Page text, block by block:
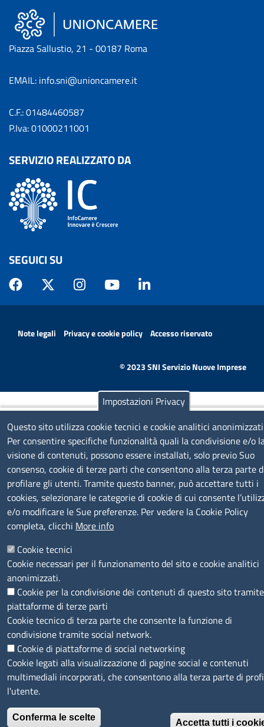
Piazza Sallustio, 21 - 00187 Roma
EMAIL: info.sni@unioncamere.it
C.F.: 01484460587
P.Iva: 01000211001
SERVIZIO REALIZZATO DA
SEGUICI SU
MENÙ PRIVACY
Note legali Privacy e cookie policy Accesso riservato
© 2023 SNI Servizio Nuove Imprese
Impostazioni Privacy
Questo sito utilizza cookie tecnici e cookie analitici
Per consentire specifiche funzionalità quali la condivisione e/o
visione di contenuti, possono essere installati, solo previo Suo
consenso, cookie di terze parti che consentono alla terza parte
profilare gli utenti. Tramite questo banner, può accettare tutti i
cookies, selezionare le categorie di cookie di cui consente
e/o modificare le Sue preferenze. Per vedere la Cookie Policy
completa, clicchi More info
Cookie tecnici
Cookie necessari per il funzionamento del sito e cookie analitici
anonimizzati.
Cookie per la condivisione dei contenuti di questo sito tramite
piattaforme di terze parti
Cookie tecnico di terza parte che consente la funzione di
condivisione tramite social network.
Cookie di piattaforme di social networking
Cookie legati alla visualizzazione di pagine social e contenuti
multimediali incorporati, che consentono alla terza parte di
l'utente.
Conferma le scelte
Accetta tutti i